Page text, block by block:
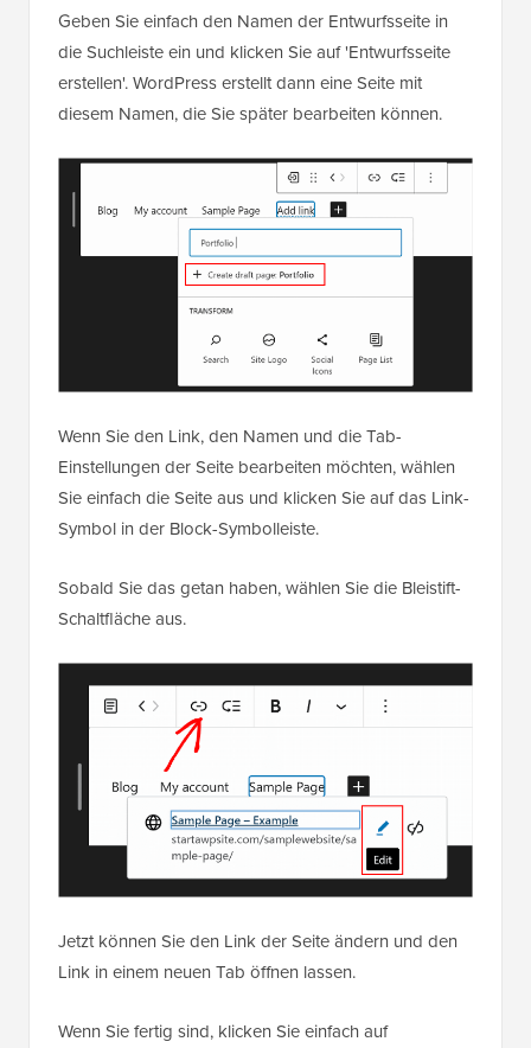
Geben Sie einfach den Namen der Entwurfsseite in
die Suchleiste ein und klicken Sie auf 'Entwurfsseite
erstellen'. WordPress erstellt dann eine Seite mit
diesem Namen, die Sie später bearbeiten können.
Wenn Sie den Link, den Namen und die Tab-
Einstellungen der Seite bearbeiten möchten, wählen
Sie einfach die Seite aus und klicken Sie auf das Link-
Symbol in der Block-Symbolleiste.
Sobald Sie das getan haben, wählen Sie die Bleistift-
Schaltfläche aus.
Jetzt können Sie den Link der Seite ändern und den
Link in einem neuen Tab öffnen lassen.
Wenn Sie fertig sind, klicken Sie einfach auf